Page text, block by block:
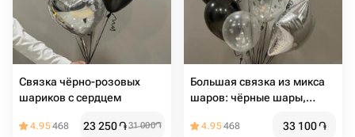
Связка чёрно-розовых
шариков с сердцем
4.95468 23 250֏31 000֏
Большая связка из микса
шаров: чёрные шары,
серебро
4.95468 33 100֏